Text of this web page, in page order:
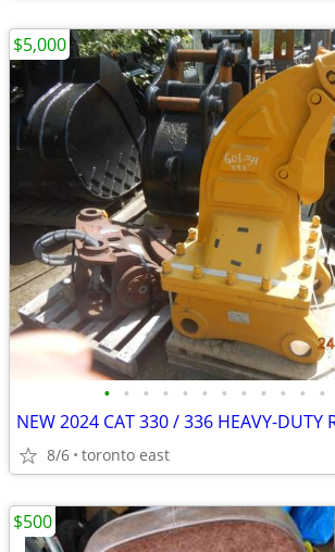
• • • • • • • • • • • •
8/6 toronto east
$5,000
$500